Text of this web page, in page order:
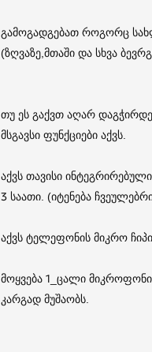
გამოგადგებათ როგორც
(ზღვაზე,მთაში და სხვა
თუ ეს გაქვთ აღარ
მსგავსი ფუნქციები აქვს.
აქვს თავისი
3 საათი. (იტენება
აქვს ტელეფონის მიკრო
მოყვება 1_ცალი
კარგად მუშაობს.